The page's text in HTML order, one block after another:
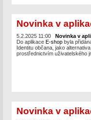
Novinka v
5.2.2025 11:00 Novinka v
Do aplikace E-shop byla
Identitu občana, jako
prostřednictvím uživatelského
Novinka v